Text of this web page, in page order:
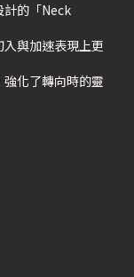
計的「Neck
與加速表現上更
化了轉向時的靈